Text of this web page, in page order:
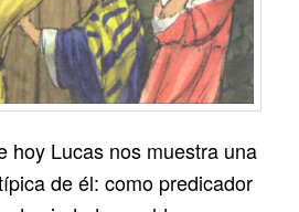
hoy Lucas nos muestra una
de él: como predicador